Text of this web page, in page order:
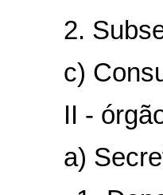
2.
c)
II - órgãos
a)